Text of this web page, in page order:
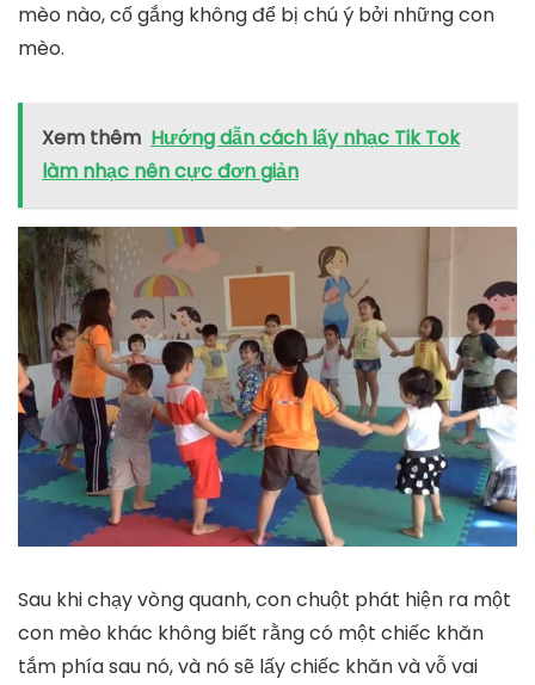
mèo nào, cố gắng không để bị chú ý bởi những con
mèo.
Xem thêm Hướng dẫn cách lấy nhạc Tik Tok
làm nhạc nên cực đơn giản
Sau khi chạy vòng quanh, con chuột phát hiện ra một
con mèo khác không biết rằng có một chiếc khăn
tắm phía sau nó, và nó sẽ lấy chiếc khăn và vỗ vai